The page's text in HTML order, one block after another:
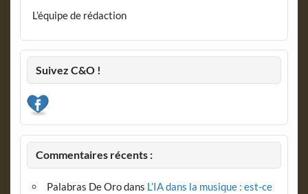
L’équipe de rédaction
Suivez C&O !
Commentaires récents :
Palabras De Orodans L’IA dans la musique : est-ce